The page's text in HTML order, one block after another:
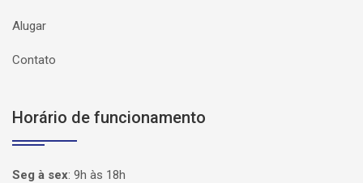
Alugar
Contato
Horário de funcionamento
Seg à sex: 9h às 18h